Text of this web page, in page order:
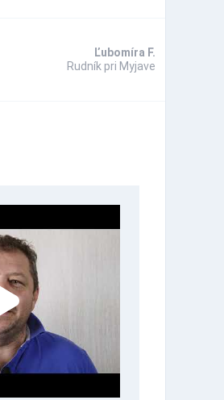
Ľubomíra F.
Rudník pri Myjave